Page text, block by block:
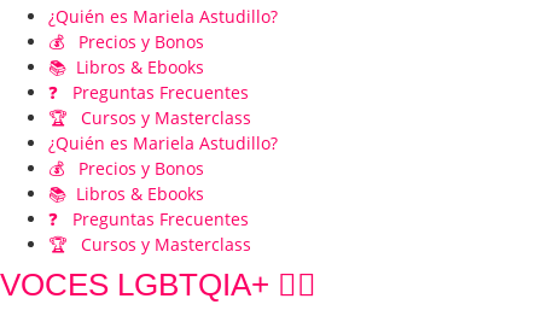
¿Quién es Mariela Astudillo?
💰 Precios y Bonos
📚 Libros & Ebooks
❓ Preguntas Frecuentes
🏆 Cursos y Masterclass
¿Quién es Mariela Astudillo?
💰 Precios y Bonos
📚 Libros & Ebooks
❓ Preguntas Frecuentes
🏆 Cursos y Masterclass
VOCES LGBTQIA+ 🏳️‍🌈